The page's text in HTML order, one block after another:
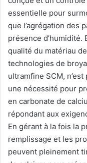
essentielle pour
que l’agrégation des
présence d’humidité.
qualité du matériau
technologies de
ultramfine SCM,
une nécessité pour
en carbonate de
répondant aux
En gérant à la fois la
remplissage et les
peuvent pleinement